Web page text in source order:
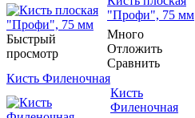
Быстрый
просмотр
"Профи", 75 мм
Много
Отложить
Сравнить
Кисть Филеночная
Кисть
Филеночная